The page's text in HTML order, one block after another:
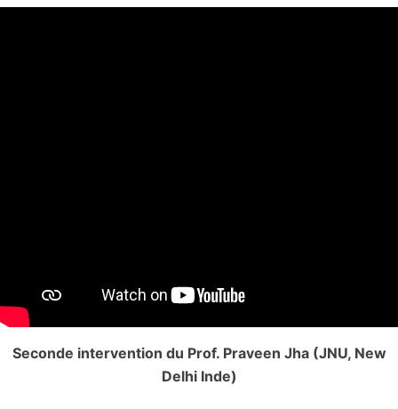
Seconde intervention du Prof. Praveen Jha (JNU, New
Delhi Inde)